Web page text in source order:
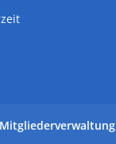
Mitgliederverwaltung